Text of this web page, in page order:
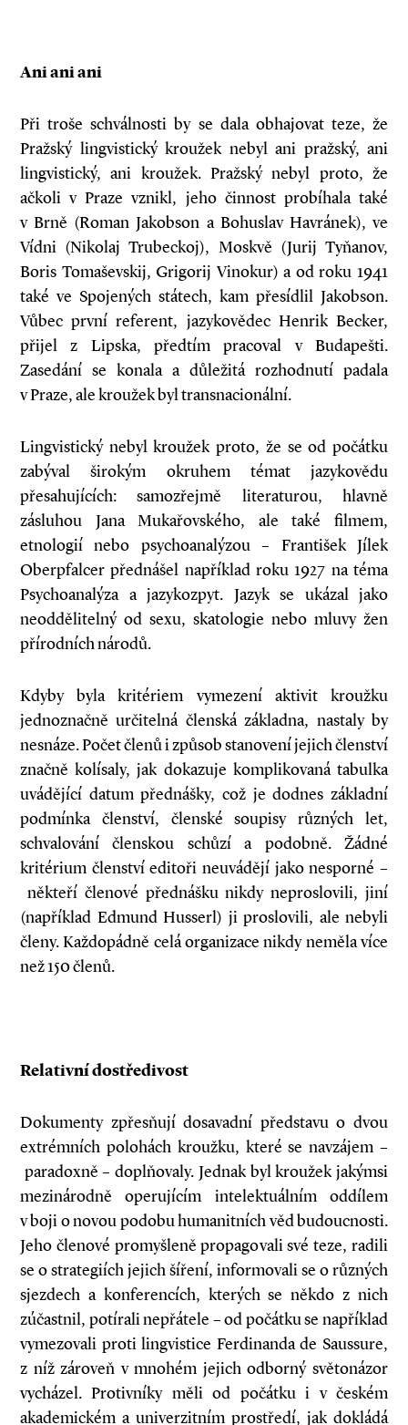
Ani ani ani
Při troše schválnosti by se dala obhajovat teze, že
Pražský lingvistický kroužek nebyl ani pražský, ani
lingvistický, ani kroužek. Pražský nebyl proto, že
ačkoli v Praze vznikl, jeho činnost probíhala také
v Brně (Roman Jakobson a Bohuslav Havránek), ve
Vídni (Nikolaj Trubeckoj), Moskvě (Jurij Tyňanov,
Boris Tomaševskij, Grigorij Vinokur) a od roku 1941
také ve Spojených státech, kam přesídlil Jakobson.
Vůbec první referent, jazykovědec Henrik Becker,
přijel z Lipska, předtím pracoval v Budapešti.
Zasedání se konala a důležitá rozhodnutí padala
v Praze, ale kroužek byl transnacionální.
Lingvistický nebyl kroužek proto, že se od počátku
zabýval širokým okruhem témat jazykovědu
přesahujících: samozřejmě literaturou, hlavně
zásluhou Jana Mukařovského, ale také filmem,
etnologií nebo psychoanalýzou – František Jílek
Oberpfalcer přednášel například roku 1927 na téma
Psychoanalýza a jazykozpyt. Jazyk se ukázal jako
neoddělitelný od sexu, skatologie nebo mluvy žen
přírodních národů.
Kdyby byla kritériem vymezení aktivit kroužku
jednoznačně určitelná členská základna, nastaly by
nesnáze. Počet členů i způsob stanovení jejich členství
značně kolísaly, jak dokazuje komplikovaná tabulka
uvádějící datum přednášky, což je dodnes základní
podmínka členství, členské soupisy různých let,
schvalování členskou schůzí a podobně. Žádné
kritérium členství editoři neuvádějí jako nesporné –
někteří členové přednášku nikdy neproslovili, jiní
(například Edmund Husserl) ji proslovili, ale nebyli
členy. Každopádně celá organizace nikdy neměla více
než 150 členů.
Relativní dostředivost
Dokumenty zpřesňují dosavadní představu o dvou
extrémních polohách kroužku, které se navzájem –
paradoxně – doplňovaly. Jednak byl kroužek jakýmsi
mezinárodně operujícím intelektuálním oddílem
v boji o novou podobu humanitních věd budoucnosti.
Jeho členové promyšleně propagovali své teze, radili
se o strategiích jejich šíření, informovali se o různých
sjezdech a konferencích, kterých se někdo z nich
zúčastnil, potírali nepřátele – od počátku se například
vymezovali proti lingvistice Ferdinanda de Saussure,
z níž zároveň v mnohém jejich odborný světonázor
vycházel. Protivníky měli od počátku i v českém
akademickém a univerzitním prostředí, jak dokládá